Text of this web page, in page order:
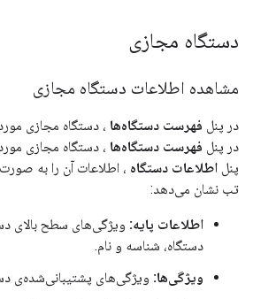
دستگاه مجازی
مشاهده اطلاعات دستگاه مجازی
در پنل فهرست دستگاه‌ها ، دستگاه مجازی
در پنل فهرست دستگاه‌ها ، دستگاه مجازی
پنل اطلاعات دستگاه ، اطلاعات آن را به
تب نشان می‌دهد:
اطلاعات پایه: ویژگی‌های سطح بالای
دستگاه، شناسه و نام.
ویژگی‌ها: ویژگی‌های پشتیبانی‌شده‌ی